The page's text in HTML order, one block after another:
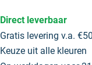
Direct leverbaar
Gratis levering v.a.
Keuze uit alle kleuren